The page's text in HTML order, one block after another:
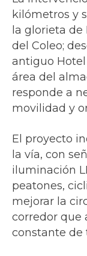
kilómetros y
la glorieta
del Coleo;
antiguo Hotel
área del
responde a
movilidad y
El proyecto
la vía, con
iluminación
peatones,
mejorar la
corredor que
constante de